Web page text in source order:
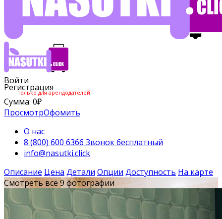
Войти
Регистрация
только для арендодателей
Сумма: 0₽
ПросмотрОфомить
О нас
8 (800) 600 6366 Звонок бесплатный
info@nasutki.click
Описание Цена Детали Опции Доступность На карте
Смотреть все 9 фотографии